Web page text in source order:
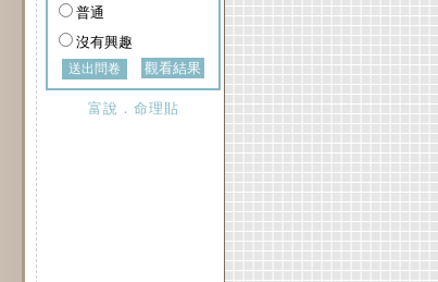
普通
沒有興趣
觀看結果
富說．命理貼